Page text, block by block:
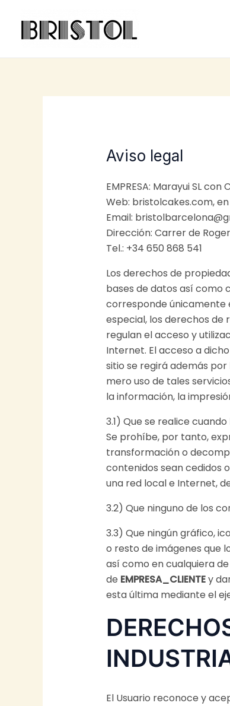
contenido
Aviso legal
EMPRESA: Marayui SL con
Web: bristolcakes.com, en
Email:
Dirección: Carrer de
Tel.: +34 650 868 541
Los derechos de
bases de datos así como
corresponde únicamente
especial, los derechos de
regulan el acceso y
Internet. El acceso a
sitio se regirá además
mero uso de tales
la información, la
3.1) Que se realice
Se prohíbe, por tanto,
transformación o
contenidos sean cedidos
una red local e Internet,
3.2) Que ninguno de los
3.3) Que ningún gráfico,
o resto de imágenes que
así como en cualquiera
de EMPRESA_CLIENTEy
esta última mediante el
El Usuario reconoce y